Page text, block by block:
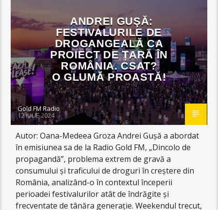
ANDREI GUŞĂ:
FESTIVALURILE DE
DROGANGEALĂ CA
PROIECT DE ȚARĂ ÎN
ROMÂNIA. CSAT?
O GLUMĂ PROASTĂ!
Gold FM Radio
12 IULIE 2024
Autor: Oana-Medeea Groza Andrei Gușă a abordat
în emisiunea sa de la Radio Gold FM, „Dincolo de
propagandă”, problema extrem de gravă a
consumului și traficului de droguri în creștere din
România, analizând-o în contextul începerii
perioadei festivalurilor atât de îndrăgite și
frecventate de tânăra generație. Weekendul trecut,